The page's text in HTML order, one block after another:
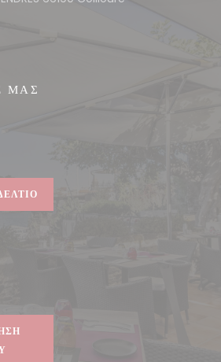
ΜΑΣ
σε νέο παράθυρο))